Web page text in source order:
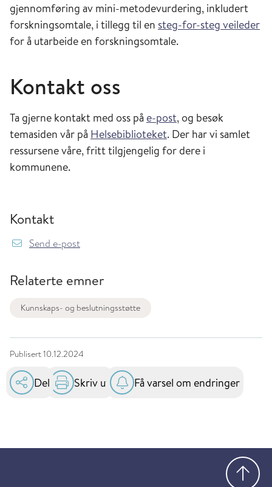
gjennomføring av mini-metodevurdering, inkludert
forskningsomtale, i tillegg til en steg-for-steg veileder
for å utarbeide en forskningsomtale.
Kontakt oss
Ta gjerne kontakt med oss på e-post, og besøk
temasiden vår på Helsebiblioteket. Der har vi samlet
ressursene våre, fritt tilgjengelig for dere i
kommunene.
Kontakt
Send e-post
Relaterte emner
Kunnskaps- og beslutningsstøtte
Publisert10.12.2024
Del Skriv ut Få varsel om endringer